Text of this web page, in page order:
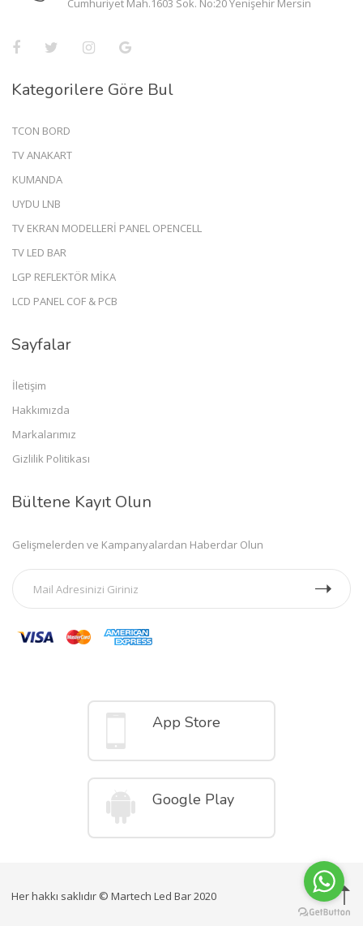
Kategorilere Göre Bul
TCON BORD
TV ANAKART
KUMANDA
UYDU LNB
TV EKRAN MODELLERİ PANEL OPENCELL
TV LED BAR
LGP REFLEKTÖR MİKA
LCD PANEL COF & PCB
Sayfalar
İletişim
Hakkımızda
Markalarımız
Gizlilik Politikası
Bültene Kayıt Olun
Gelişmelerden ve Kampanyalardan Haberdar Olun
App Store
Google Play
Her hakkı saklıdır © Martech Led Bar 2020